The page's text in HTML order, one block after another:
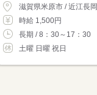
時給 1,500円
長期 / 8：30～17：30
土曜 日曜 祝日